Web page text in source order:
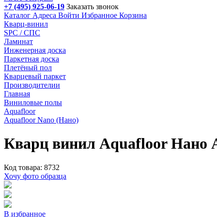
+7 (495) 925-06-19 Заказать звонок
Каталог Адреса Войти Избранное Корзина
Кварц-винил
SPC / СПС
Ламинат
Инженерная доска
Паркетная доска
Плетёный пол
Кварцевый паркет
Производителии
Главная
Виниловые полы
Aquafloor
Aquafloor Nano (Нано)
Кварц винил Aquafloor Нано
Код товара: 8732
Хочу фото образца
В избранное